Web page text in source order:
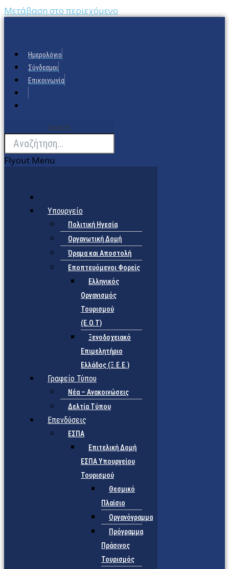
Μετάβαση στο περιεχόμενο
Ημερολόγιο
Σύνδεσμοι
Επικοινωνία
Search
Flyout Menu
Υπουργείο
Πολιτική Ηγεσία
Οργανωτική Δομή
Όραμα και Αποστολή
Εποπτευόμενοι Φορείς
Eλληνικός
Οργανισμός
Τουρισμού
(Ε.Ο.Τ)
Ξενοδοχειακό
Επιμελητήριο
Ελλάδος (Ξ.Ε.Ε.)
Γραφείο Τύπου
Νέα – Ανακοινώσεις
Δελτία Τύπου
Επενδύσεις
ΕΣΠΑ
Επιτελική Δομή
ΕΣΠΑ Υπουργείου
Τουρισμού
Θεσμικό
Πλαίσιο
Οργανόγραμμα
Πρόγραμμα
Πράσινος
Τουρισμός